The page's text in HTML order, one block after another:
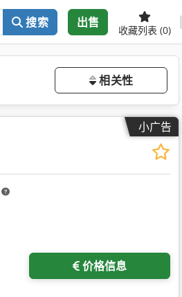
搜索 出售
收藏列表 (0)
相关性
小广告
价格信息